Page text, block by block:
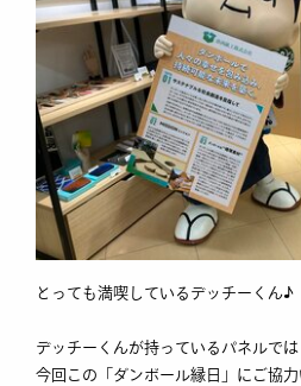
とっても満喫しているデッチーくん♪
デッチーくんが持っているパネルでは
今回この「ダンボール縁日」にご協